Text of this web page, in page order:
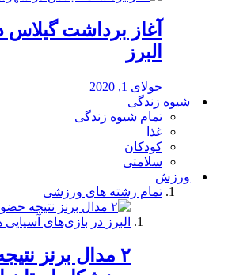
آغاز برداشت
البرز
جولای 1, 2020
شیوه زندگی
تمام شیوه زندگی
غذا
کودکان
سلامتی
ورزش
تمام رشته های ورزشی